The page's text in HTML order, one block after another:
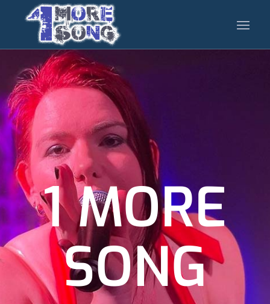
1 MORE
SONG